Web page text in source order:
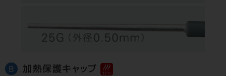
B 加熱保護キャップ